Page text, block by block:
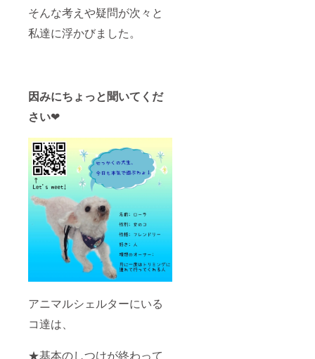
そんな考えや疑問が次々と
私達に浮かびました。
因みにちょっと聞いてくだ
さい❤︎
アニマルシェルターにいる
コ達は、
★基本のしつけが終わって